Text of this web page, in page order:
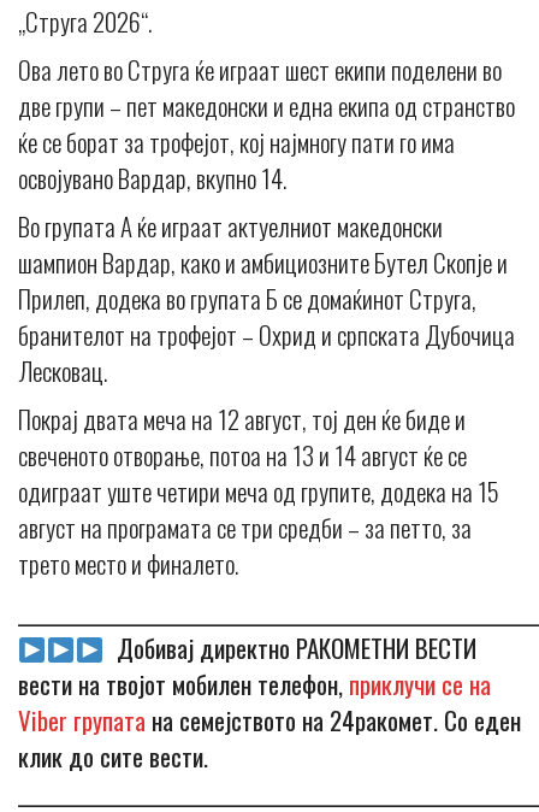
„Струга 2026“.
Ова лето во Струга ќе играат шест екипи поделени во
две групи – пет македонски и една екипа од странство
ќе се борат за трофејот, кој најмногу пати го има
освојувано Вардар, вкупно 14.
Во групата А ќе играат актуелниот македонски
шампион Вардар, како и амбициозните Бутел Скопје и
Прилеп, додека во групата Б се домаќинот Струга,
бранителот на трофејот – Охрид и српската Дубочица
Лесковац.
Покрај двата меча на 12 август, тој ден ќе биде и
свеченото отворање, потоа на 13 и 14 август ќе се
одиграат уште четири меча од групите, додека на 15
август на програмата се три средби – за петто, за
трето место и финалето.
Добивај директно РАКОМЕТНИ ВЕСТИ
вести на твојот мобилен телефон,приклучи се на
Viber групата на семејството на 24ракомет. Со еден
клик до сите вести.